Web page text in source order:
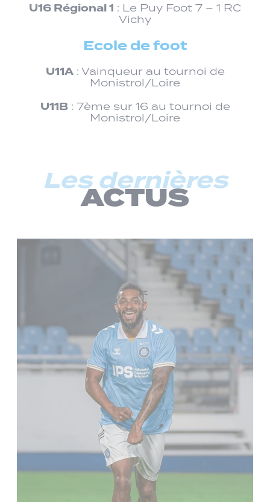
U16 Régional 1 : Le Puy Foot 7 – 1 RC
Vichy
Ecole de foot
U11A: Vainqueur au tournoi de
Monistrol/Loire
U11B: 7ème sur 16 au tournoi de
Monistrol/Loire
Les dernières
ACTUS